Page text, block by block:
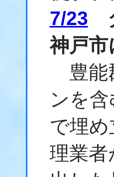
7/23
神戸市
豊能
ンを
で埋
理業者